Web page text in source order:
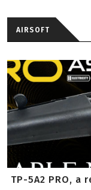
AIRSOFT
TP-5A2 PRO, a